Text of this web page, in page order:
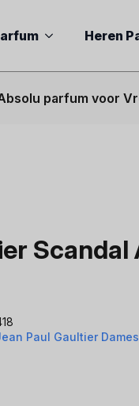
Heren
parfum voor
Paul Gaultier